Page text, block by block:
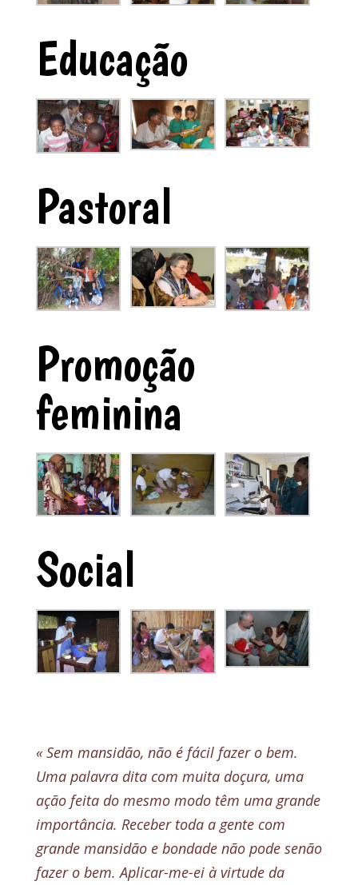
Educação
Pastoral
Promoção
feminina
Social
« Sem mansidão, não é fácil fazer o bem.
Uma palavra dita com muita doçura, uma
ação feita do mesmo modo têm uma grande
importância. Receber toda a gente com
grande mansidão e bondade não pode senão
fazer o bem. Aplicar-me-ei à virtude da